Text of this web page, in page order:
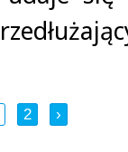
2 ›